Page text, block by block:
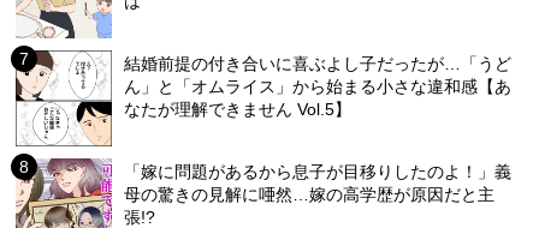
結婚前提の付き合いに喜ぶよし子だったが…「うど
ん」と「オムライス」から始まる小さな違和感【あ
なたが理解できません Vol.5】
「嫁に問題があるから息子が目移りしたのよ！」義
母の驚きの見解に唖然…嫁の高学歴が原因だと主
張!?